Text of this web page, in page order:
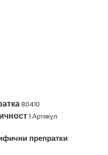
80410
1 Артикул
препратки